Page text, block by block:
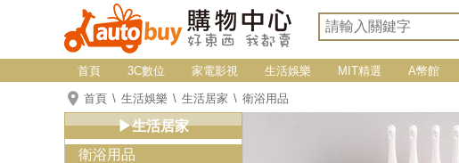
首頁 3C數位 家電影視 生活娛樂 MIT精選 A幣館
首頁 生活娛樂 生活居家 衛浴用品
▶生活居家
衛浴用品